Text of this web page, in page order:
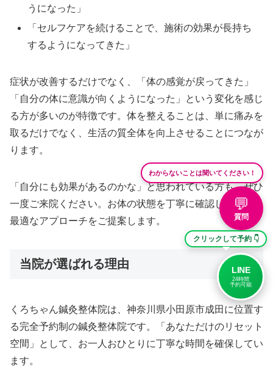
うになった」
「セルフケアを続けることで、施術の効果が長持ち
するようになってきた」
症状が改善するだけでなく、「体の感覚が戻ってきた」
「自分の体に意識が向くようになった」という変化を感じ
る方が多いのが特徴です。体を整えることは、単に痛みを
取るだけでなく、生活の質全体を向上させることにつなが
ります。
「自分にも効果があるのかな」と思われている方も、ぜひ
一度ご来院ください。お体の状態を丁寧に確認した上で、
最適なアプローチをご提案します。
当院が選ばれる理由
くろちゃん鍼灸整体院は、神奈川県小田原市成田に位置す
る完全予約制の鍼灸整体院です。「あなただけのリセット
空間」として、お一人おひとりに丁寧な時間を確保してい
ます。
わからないことは聞いてください！
💬
質問
クリックして予約 👇
LINE
24時間
予約可能